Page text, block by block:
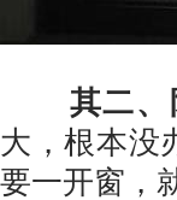
其二
大，根本没
要一开窗，